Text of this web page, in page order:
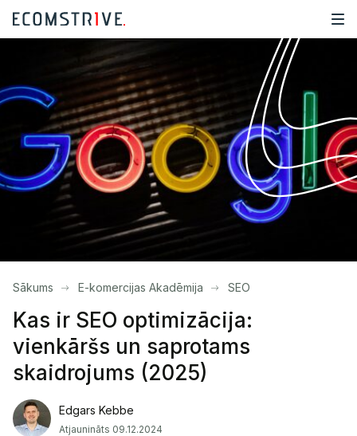
Sākums E-komercijas Akadēmija SEO
Kas ir SEO optimizācija:
vienkāršs un saprotams
skaidrojums (2025)
Edgars Kebbe
Atjaunināts 09.12.2024